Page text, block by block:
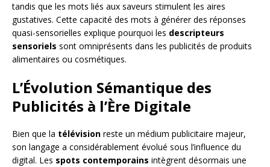
tandis que les mots liés aux saveurs stimulent les aires
gustatives. Cette capacité des mots à générer des réponses
quasi-sensorielles explique pourquoi les descripteurs
sensoriels sont omniprésents dans les publicités de produits
alimentaires ou cosmétiques.
L’Évolution Sémantique des
Publicités à l’Ère Digitale
Bien que la télévision reste un médium publicitaire majeur,
son langage a considérablement évolué sous l’influence du
digital. Les spots contemporains intègrent désormais une